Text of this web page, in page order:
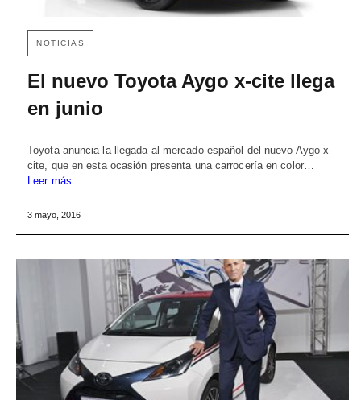
NOTICIAS
El nuevo Toyota Aygo x-cite llega
en junio
Toyota anuncia la llegada al mercado español del nuevo Aygo x-
cite, que en esta ocasión presenta una carrocería en color…
Leer más
3 mayo, 2016